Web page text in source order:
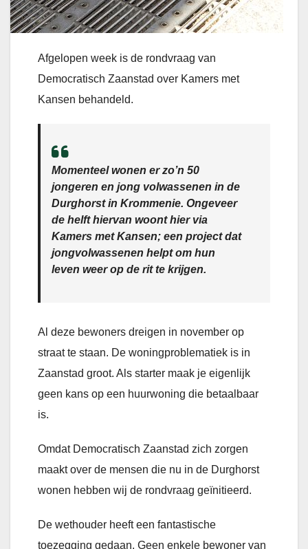
Afgelopen week is de rondvraag van
Democratisch Zaanstad over Kamers met
Kansen behandeld.
Momenteel wonen er zo’n 50
jongeren en jong volwassenen in de
Durghorst in Krommenie. Ongeveer
de helft hiervan woont hier via
Kamers met Kansen; een project dat
jongvolwassenen helpt om hun
leven weer op de rit te krijgen.
Al deze bewoners dreigen in november op
straat te staan. De woningproblematiek is in
Zaanstad groot. Als starter maak je eigenlijk
geen kans op een huurwoning die betaalbaar
is.
Omdat Democratisch Zaanstad zich zorgen
maakt over de mensen die nu in de Durghorst
wonen hebben wij de rondvraag geïnitieerd.
De wethouder heeft een fantastische
toezegging gedaan. Geen enkele bewoner van